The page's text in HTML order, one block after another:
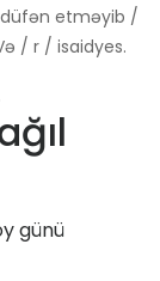
etməyib /
/ r / isaidyes.